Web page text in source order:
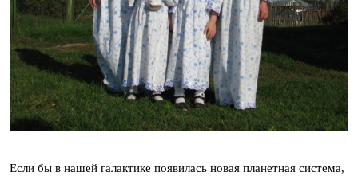
Если бы в нашей галактике появилась новая планетная система,